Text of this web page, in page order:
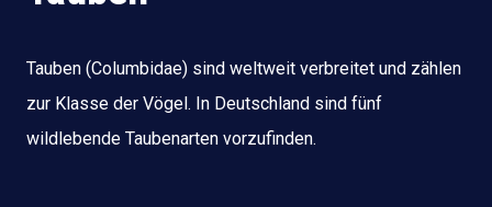
Tauben (Columbidae) sind weltweit verbreitet und zählen
zur Klasse der Vögel. In Deutschland sind fünf
wildlebende Taubenarten vorzufinden.